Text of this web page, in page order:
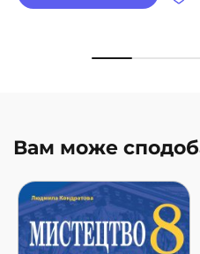
Вам може